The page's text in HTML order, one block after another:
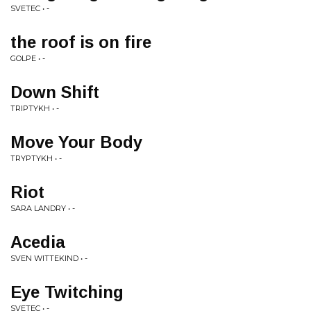
SVETEC • -
the roof is on fire
GOLPE • -
Down Shift
TRIPTYKH • -
Move Your Body
TRYPTYKH • -
Riot
SARA LANDRY • -
Acedia
SVEN WITTEKIND • -
Eye Twitching
SVETEC • -